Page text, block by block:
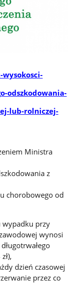
odszkodowania-
lub-rolniczej-
Ministra
z
chorobowego od
wypadku przy
wynosi
dzień czasowej
przez co